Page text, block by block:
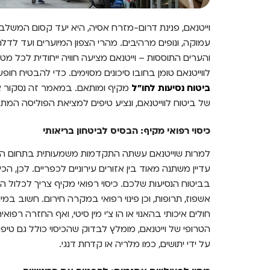
וייטנאם, פנינת דרום-מזרח אסיה, היא יעד קסום
עמוקה, ונופים מרהיבים. מהרי הצפון המיוערים ועד
והערים התוססות – וייטנאם מציעה חוויה ייחודית לכל
לווייטנאם טומן בחובו סיכונים מסוימים. כדי
ביטוח נסיעות לחו"ל מקיף ומותאם. במאמר זה נסקור
של ביטוח לווייטנאם, ונציע טיפים למציאת הפוליסה
כיסוי רפואי מקיף: הבסיס לביטחון בריאותי
למרות שוייטנאם עשתה התקדמות משמעותית בתחום
עדיין משתנה מאוד בין אזורים עירוניים לכפריים. לכן,
בביטוח הנסיעות שלכם. כיסוי רפואי מקיף צריך
אשפוז, תרופות, וכן פינוי רפואי במקרה חירום. חשוב
חולים איכותי בהאנוי או הו צ'י מין סיטי, ואף החזרה
הטרופי של וייטנאם, מומלץ לבדוק שהכיסוי כולל גם
על ידי יתושים, כמו מלריה או קדחת דנגי.